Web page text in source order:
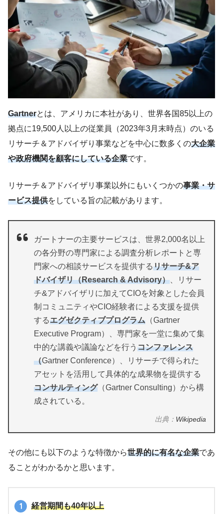
Gartnerとは、アメリカに本社があり、世界各国85以上の
拠点に19,500人以上の従業員（2023年3月末時点）のいる
リサーチ＆アドバイザり事業などを中心に数多くの大企業
や政府機関を顧客にしている企業です。
リサーチ＆アドバイザリ事業以外にもいくつかの事業・サ
ービス提供をしている旨の記載があります。
ガートナーの主要サービスは、世界2,000名以上
の各分野の専門家による調査分析レポートと専
門家への相談サービスを提供するリサーチ&ア
ドバイザリ（Research & Advisory） 、リサー
チ&アドバイザリに加えてCIOを対象とした会員
制コミュニティやCIO経験者による支援を提供
するエグゼクティブプログラム （Gartner
Executive Program）、専門家を一堂に集めて集
中的な講義や議論などを行う コンファレンス
（Gartner Conference）、リサーチで得られた
アセットを活用して具体的な成果物を提供する
コンサルティング（Gartner Consulting）から構
成されている。
出典： Wikipedia
その他にも以下のような特徴から世界的に有名な企業であ
ることがわかるかと思います。
経営期間も40年以上